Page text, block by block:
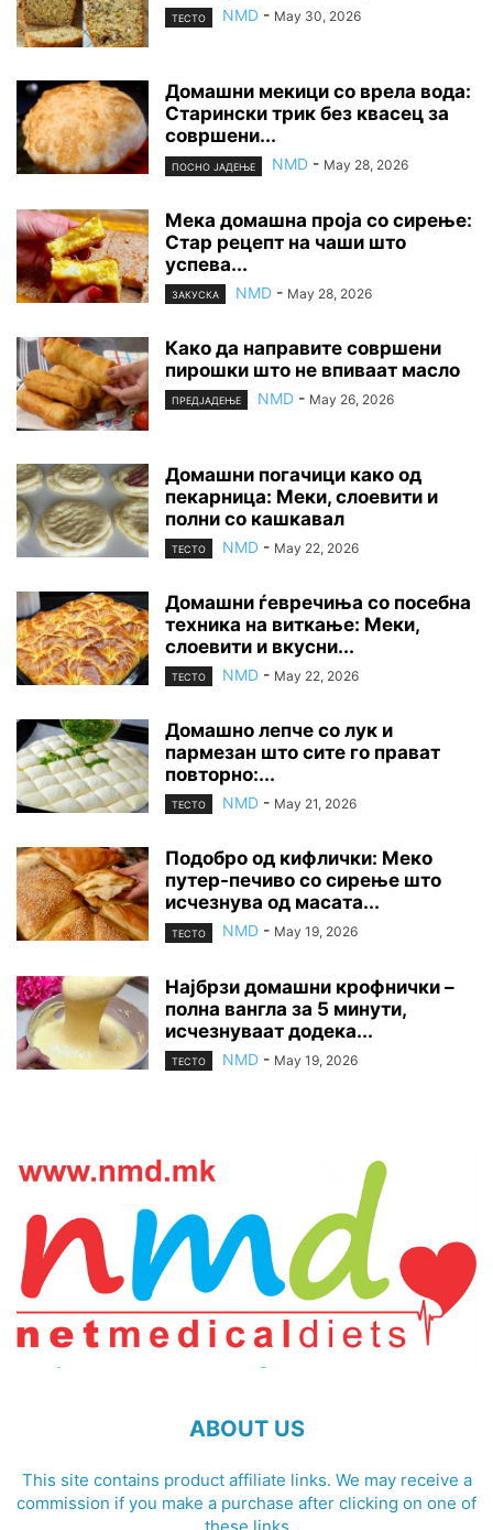
ТЕСТО NMD - May 30, 2026
Домашни мекици со врела вода:
Старински трик без квасец за
совршени...
ПОСНО ЈАДЕЊЕ NMD - May 28, 2026
Мека домашна проја со сирење:
Стар рецепт на чаши што
успева...
ЗАКУСКА NMD - May 28, 2026
Како да направите совршени
пирошки што не впиваат масло
ПРЕДЈАДЕЊЕ NMD - May 26, 2026
Домашни погачици како од
пекарница: Меки, слоевити и
полни со кашкавал
ТЕСТО NMD - May 22, 2026
Домашни ѓевречиња со посебна
техника на виткање: Меки,
слоевити и вкусни...
ТЕСТО NMD - May 22, 2026
Домашно лепче со лук и
пармезан што сите го прават
повторно:...
ТЕСТО NMD - May 21, 2026
Подобро од кифлички: Меко
путер-печиво со сирење што
исчезнува од масата...
ТЕСТО NMD - May 19, 2026
Најбрзи домашни крофнички –
полна вангла за 5 минути,
исчезнуваат додека...
ТЕСТО NMD - May 19, 2026
ABOUT US
This site contains product affiliate links. We may receive a
commission if you make a purchase after clicking on one of